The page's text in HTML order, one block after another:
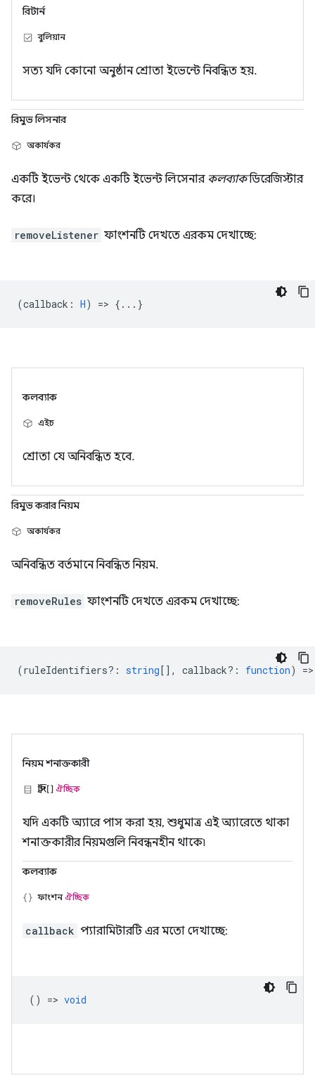
রিটার্ন
বুলিয়ান
সত্য যদি কোনো অনুষ্ঠান শ্রোতা ইভেন্টে নিবন্ধিত হয়.
রিমুভ লিসনার
অকার্যকর
একটি ইভেন্ট থেকে একটি ইভেন্ট লিসেনার কলব্যাকডিরেজিস্টার
করে।
removeListener ফাংশনটি দেখতে এরকম দেখাচ্ছে:
(callback : H) => {...}
কলব্যাক
এইচ
শ্রোতা যে অনিবন্ধিত হবে.
রিমুভ করার নিয়ম
অকার্যকর
অনিবন্ধিত বর্তমানে নিবন্ধিত নিয়ম.
removeRules ফাংশনটি দেখতে এরকম দেখাচ্ছে:
(ruleIdentifiers? : string[], callback? : function)
নিয়ম শনাক্তকারী
স্ট্রিং[] ঐচ্ছিক
যদি একটি অ্যারে পাস করা হয়, শুধুমাত্র এই অ্যারেতে থাকা
শনাক্তকারীর নিয়মগুলি নিবন্ধনহীন থাকে৷
কলব্যাক
ফাংশনঐচ্ছিক
callback প্যারামিটারটি এর মতো দেখাচ্ছে:
() => void